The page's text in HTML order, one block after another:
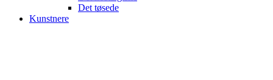
Det tøsede
Kunstnere